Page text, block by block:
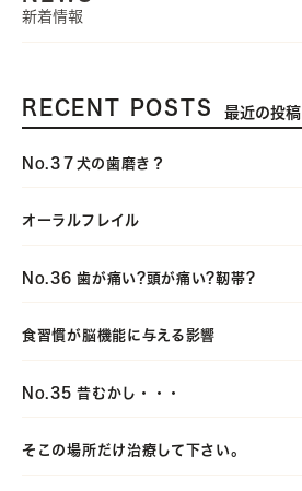
新着情報
RECENT POSTS 最近の投稿
No.3７犬の歯磨き？
オーラルフレイル
No.36 歯が痛い?頭が痛い?靭帯?
食習慣が脳機能に与える影響
No.35 昔むかし・・・
そこの場所だけ治療して下さい。